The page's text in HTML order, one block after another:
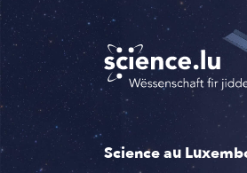
Skip
to
main
content
Science au